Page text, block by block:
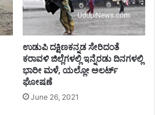
ಉಡುಪಿ ದಕ್ಷಿಣಕನ್ನಡ ಸೇರಿದಂತೆ
ಕರಾವಳಿ ಜಿಲ್ಲೆಗಳಲ್ಲಿ ಇನ್ನೆರಡು ದಿನಗಳಲ್ಲಿ
ಭಾರೀ ಮಳೆ, ಯಲ್ಲೋ ಅಲರ್ಟ್
ಘೋಷಣೆ
June 26, 2021